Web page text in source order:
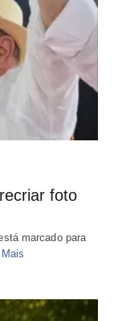
foto
marcado para